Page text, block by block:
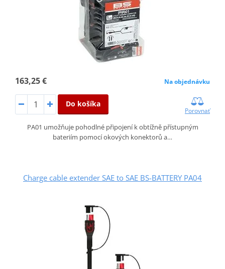
163,25 € Na objednávku
Do košíka
Porovnať
PA01 umožňuje pohodlné připojení k obtížně přístupným
bateriím pomocí okových konektorů a…
Charge cable extender SAE to SAE BS-BATTERY PA04